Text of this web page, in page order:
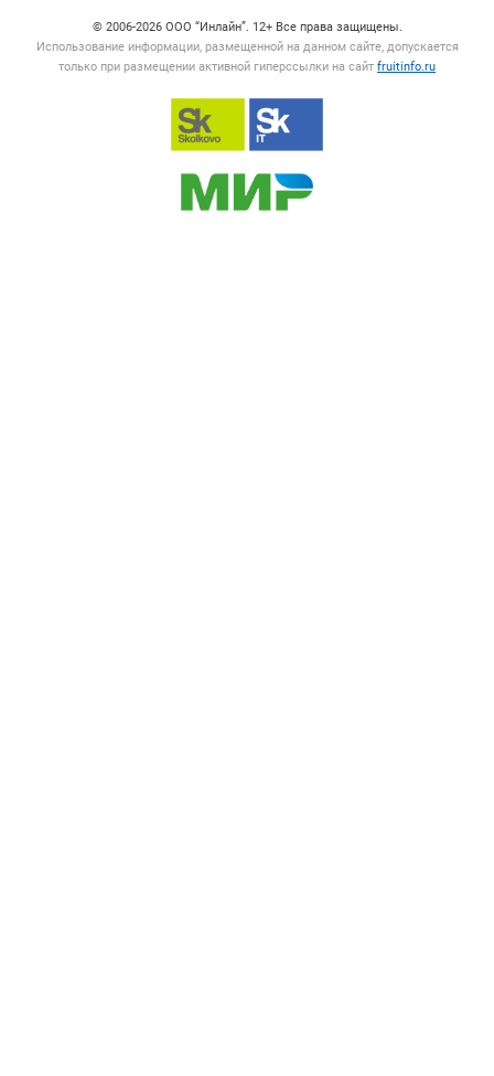
© 2006‑2026 ООО “Инлайн”. 12+ Все права защищены.
Использование информации, размещенной на данном сайте, допускается
только при размещении активной гиперссылки на сайт fruitinfo.ru